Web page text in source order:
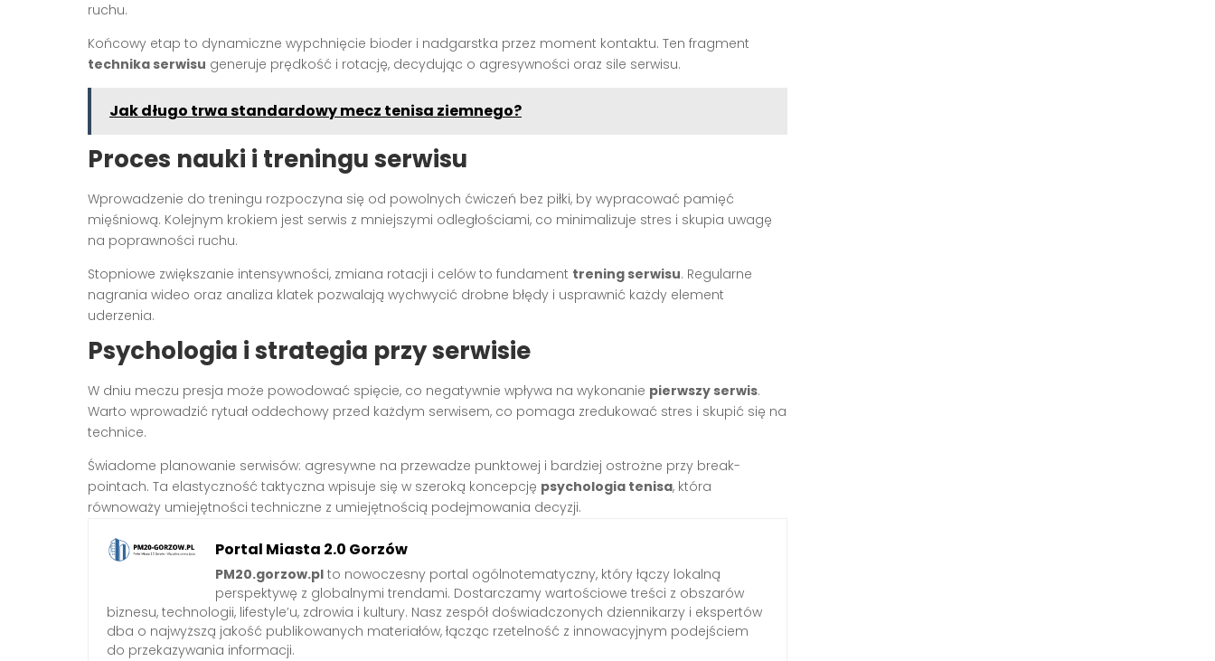
ruchu.
Końcowy etap to dynamiczne wypchnięcie bioder i nadgarstka przez moment kontaktu. Ten fragment
technika serwisu generuje prędkość i rotację, decydując o agresywności oraz sile serwisu.
Jak długo trwa standardowy mecz tenisa ziemnego?
Proces nauki i treningu serwisu
Wprowadzenie do treningu rozpoczyna się od powolnych ćwiczeń bez piłki, by wypracować pamięć
mięśniową. Kolejnym krokiem jest serwis z mniejszymi odległościami, co minimalizuje stres i skupia uwagę
na poprawności ruchu.
Stopniowe zwiększanie intensywności, zmiana rotacji i celów to fundament trening serwisu. Regularne
nagrania wideo oraz analiza klatek pozwalają wychwycić drobne błędy i usprawnić każdy element
uderzenia.
Psychologia i strategia przy serwisie
W dniu meczu presja może powodować spięcie, co negatywnie wpływa na wykonanie pierwszy serwis.
Warto wprowadzić rytuał oddechowy przed każdym serwisem, co pomaga zredukować stres i skupić się na
technice.
Świadome planowanie serwisów: agresywne na przewadze punktowej i bardziej ostrożne przy break-
pointach. Ta elastyczność taktyczna wpisuje się w szeroką koncepcję psychologia tenisa, która
równoważy umiejętności techniczne z umiejętnością podejmowania decyzji.
Portal Miasta 2.0 Gorzów
PM20.gorzow.pl to nowoczesny portal ogólnotematyczny, który łączy lokalną
perspektywę z globalnymi trendami. Dostarczamy wartościowe treści z obszarów
biznesu, technologii, lifestyle’u, zdrowia i kultury. Nasz zespół doświadczonych dziennikarzy i ekspertów
dba o najwyższą jakość publikowanych materiałów, łącząc rzetelność z innowacyjnym podejściem
do przekazywania informacji.